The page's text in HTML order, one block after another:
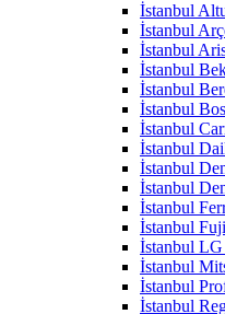
İstanbul
İstanbul
İstanbul
İstanbul
İstanbul
İstanbul
İstanbul
İstanbul
İstanbul
İstanbul
İstanbul
İstanbul
İstanbul
İstanbul
İstanbul
İstanbul